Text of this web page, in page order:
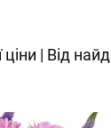
| Від